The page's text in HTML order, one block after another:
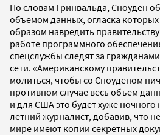
По словам Гринвальда, Сноуден
объемом данных, огласка
образом навредить
работе программного
спецслужбы следят за
сети. «Американскому
молиться, чтобы со Сноуденом
противном случае весь объем
и для США это будет хуже ночного
летний журналист, добавив, что
мире имеют копии секретных